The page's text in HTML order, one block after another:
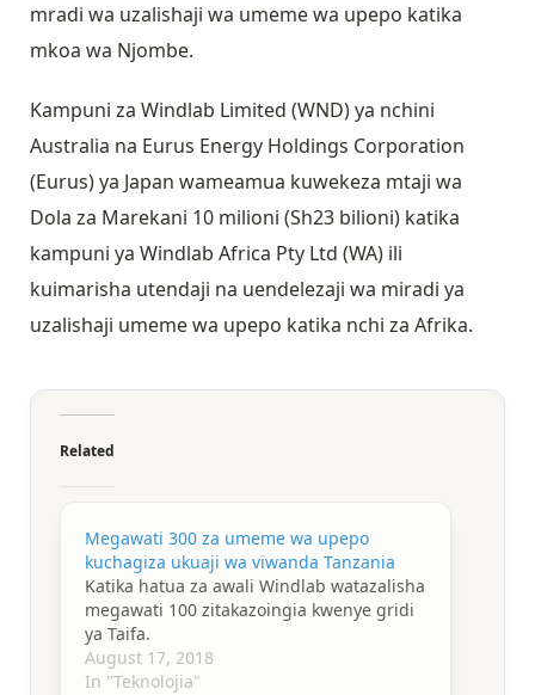
mradi wa uzalishaji wa umeme wa upepo katika
mkoa wa Njombe.
Kampuni za Windlab Limited (WND) ya nchini
Australia na Eurus Energy Holdings Corporation
(Eurus) ya Japan wameamua kuwekeza mtaji wa
Dola za Marekani 10 milioni (Sh23 bilioni) katika
kampuni ya Windlab Africa Pty Ltd (WA) ili
kuimarisha utendaji na uendelezaji wa miradi ya
uzalishaji umeme wa upepo katika nchi za Afrika.
Related
Megawati 300 za umeme wa upepo
kuchagiza ukuaji wa viwanda Tanzania
Katika hatua za awali Windlab watazalisha
megawati 100 zitakazoingia kwenye gridi
ya Taifa.
August 17, 2018
In "Teknolojia"